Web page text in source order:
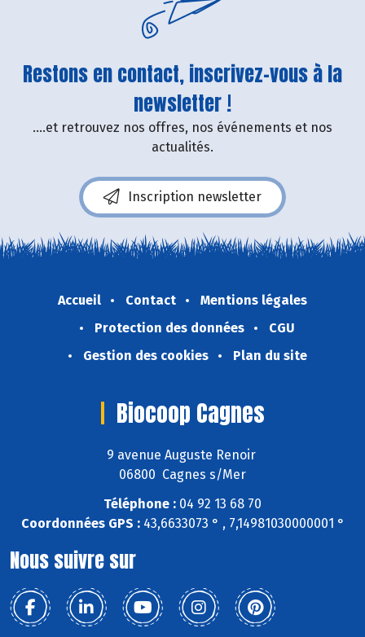
Restons en contact, inscrivez-vous à la
newsletter !
....et retrouvez nos offres, nos événements et nos
actualités.
Inscription newsletter
Accueil Contact
Mentions légales
Protection des données
CGU
Gestion des cookies
Plan du site
Biocoop Cagnes
9 avenue Auguste Renoir
06800 Cagnes s/Mer
Téléphone : 04 92 13 68 70
Coordonnées GPS :43,6633073 ° , 7,14981030000001 °
Nous suivre sur